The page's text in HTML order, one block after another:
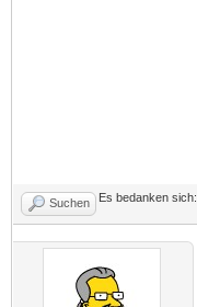
Suchen Es bedanken sich: